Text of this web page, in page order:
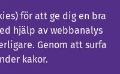
för att ge dig en bra
hjälp av webbanalys
Genom att surfa
kakor.